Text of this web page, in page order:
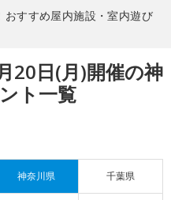
おすすめ屋内施設・室内遊び
20日(月)開催の神
ト一覧
神奈川県 千葉県